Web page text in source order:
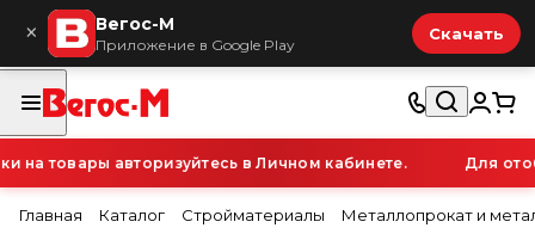
× Вегос-М
Приложение в Google Play
Скачать
товары авторизуйтесь в Личном кабинете. Для
Главная Каталог Стройматериалы Металлопрокат и